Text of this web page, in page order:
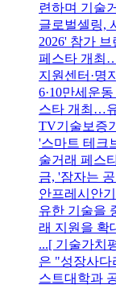
련하며 기술
글로벌셀링,
2026' 참가
페스타 개최
지원센터·명
6·10만세운
스타 개최…
TV기술보증
'스마트 테크
술거래 페스
금, '잠자는
안프레시안
유한 기술을
래 지원을 확
...[ 기술가치
은 "성장사다
스트대학과